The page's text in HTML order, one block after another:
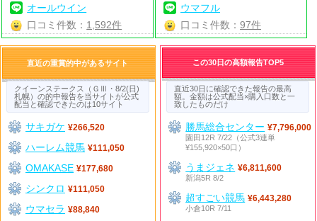
オールウイン
口コミ件数： 1,592件
ウマフル
口コミ件数： 97件
直近の重賞的中があるサイト
クイーンステークス（ＧⅢ・8/2(日)
札幌）の的中報告を当サイトが公式
配当と確認できたのは10サイト
サキガケ ¥266,520
ハーレム競馬 ¥111,050
OMAKASE ¥177,680
シンクロ ¥111,050
ウマセラ ¥88,840
この30日の高額報告TOP5
直近30日に確認できた報告の最高
額。金額は公式配当×購入口数と一
致したものだけ
勝馬総合センター ¥7,796,000
園田12R 7/22（公式3連単
¥155,920×50口）
うまジェネ ¥6,811,600
新潟5R 8/2
超すごい競馬 ¥6,443,280
小倉10R 7/11